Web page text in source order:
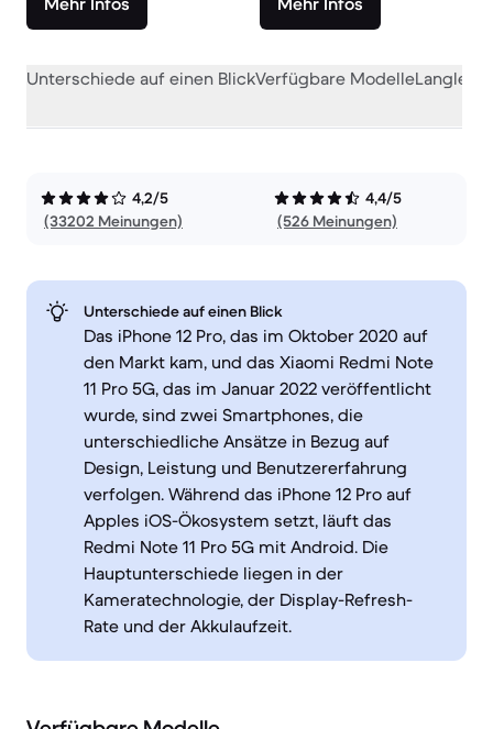
Unterschiede auf einen BlickVerfügbare Modelle
4,2/5
(33202 Meinungen)
4,4/5
(526 Meinungen)
Unterschiede auf einen Blick
Das iPhone 12 Pro, das im Oktober 2020 auf
den Markt kam, und das Xiaomi Redmi Note
11 Pro 5G, das im Januar 2022 veröffentlicht
wurde, sind zwei Smartphones, die
unterschiedliche Ansätze in Bezug auf
Design, Leistung und Benutzererfahrung
verfolgen. Während das iPhone 12 Pro auf
Apples iOS-Ökosystem setzt, läuft das
Redmi Note 11 Pro 5G mit Android. Die
Hauptunterschiede liegen in der
Kameratechnologie, der Display-Refresh-
Rate und der Akkulaufzeit.